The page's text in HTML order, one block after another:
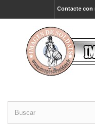
Contacte con